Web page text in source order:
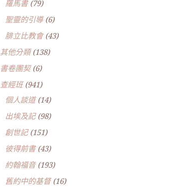
羅馬書(79)
聖靈的引導(6)
腓立比教會(43)
其他分類(138)
書卷團契(6)
查經班(941)
個人談道(14)
出埃及記(98)
創世記(151)
彼得前書(43)
約翰福音(193)
舊約中的基督(16)